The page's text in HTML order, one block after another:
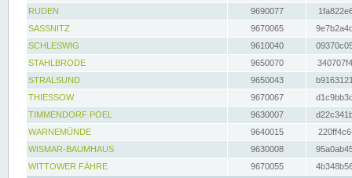
RUDEN
9690077
SASSNITZ
9670065
SCHLESWIG
9610040
STAHLBRODE
9650070
STRALSUND
9650043
THIESSOW
9670067
TIMMENDORF POEL
9630007
WARNEMÜNDE
9640015
WISMAR-BAUMHAUS
9630008
WITTOWER FÄHRE
9670055